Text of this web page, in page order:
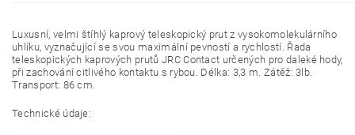
Luxusní, velmi štíhlý kaprový teleskopický prut z vysokomolekulárního
uhlíku, vyznačující se svou maximální pevností a rychlostí. Řada
teleskopických kaprových prutů JRC Contact určených pro daleké hody,
při zachování citlivého kontaktu s rybou. Délka: 3,3 m. Zátěž: 3lb.
Transport: 86 cm.
Technické údaje: